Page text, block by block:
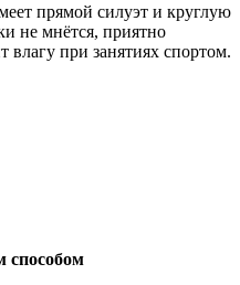
прямой силуэт и круглую
не мнётся, приятно
влагу при занятиях спортом.
способом